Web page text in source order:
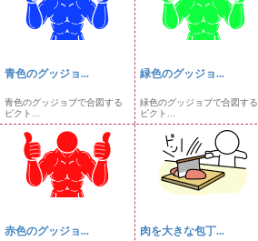
青色のグッジョ...
青色のグッジョブで合図する
ピクト...
緑色のグッジョ...
緑色のグッジョブで合図する
ピクト...
赤色のグッジョ... 肉を大きな包丁...